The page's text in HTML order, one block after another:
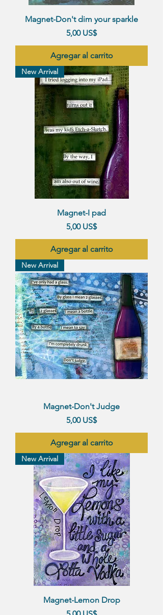
Magnet-Don't dim your sparkle
Precio
5,00 US$
Agregar al carrito
New Arrival
Magnet-I pad
Precio
5,00 US$
Agregar al carrito
New Arrival
Magnet-Don't Judge
Precio
5,00 US$
Agregar al carrito
New Arrival
Magnet-Lemon Drop